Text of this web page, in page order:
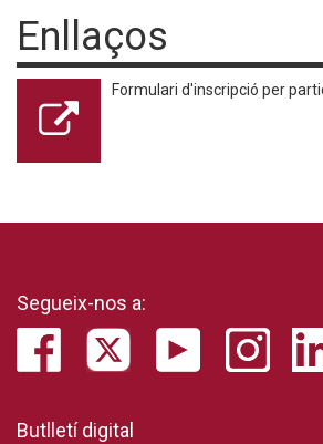
Enllaços
Formulari d'inscripció per
Segueix-nos a:
Butlletí digital